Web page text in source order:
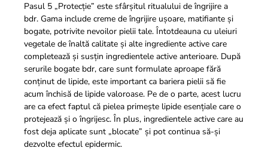
Pasul 5 „Protecție” este sfârșitul ritualului de îngrijire a
bdr. Gama include creme de îngrijire ușoare, matifiante și
bogate, potrivite nevoilor pielii tale. Întotdeauna cu uleiuri
vegetale de înaltă calitate și alte ingrediente active care
completează și susțin ingredientele active anterioare. După
serurile bogate bdr, care sunt formulate aproape fără
conținut de lipide, este important ca bariera pielii să fie
acum închisă de lipide valoroase. Pe de o parte, acest lucru
are ca efect faptul că pielea primește lipide esențiale care o
protejează și o îngrijesc. În plus, ingredientele active care au
fost deja aplicate sunt „blocate” și pot continua să-și
dezvolte efectul epidermic.